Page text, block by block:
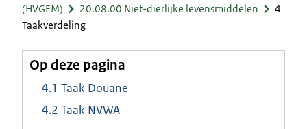
(HVGEM)
20.08.00 Niet-dierlijke levensmiddelen
4
Taakverdeling
Op deze pagina
4.1 Taak Douane
4.2 Taak NVWA